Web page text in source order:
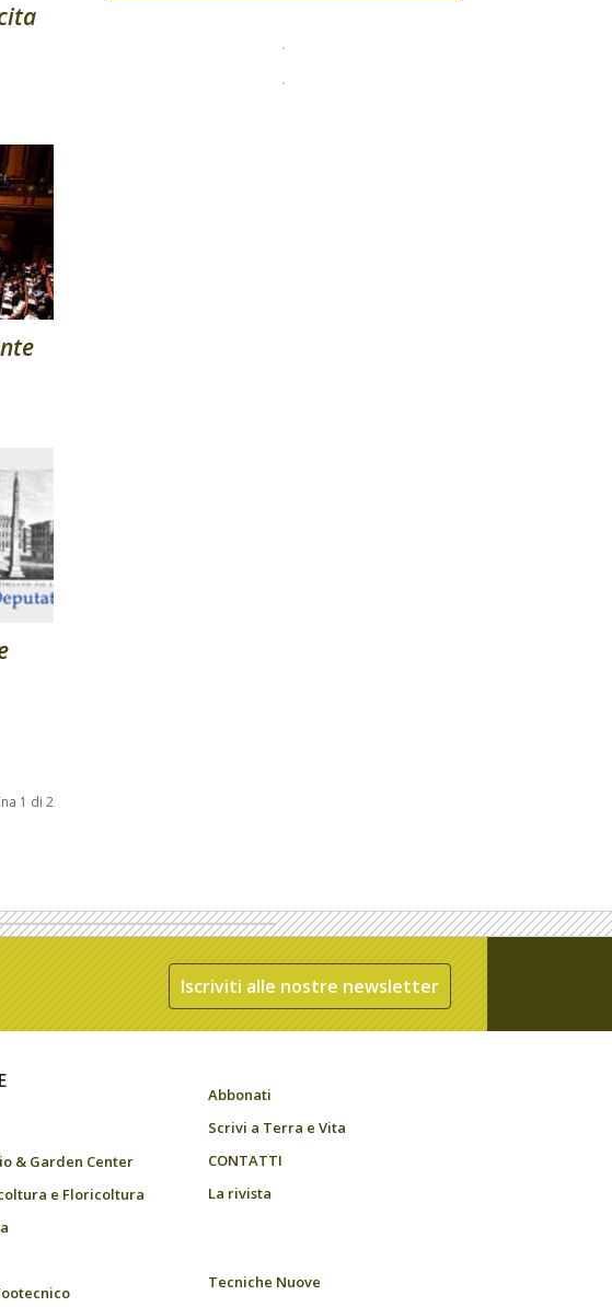
1 di 2
Iscriviti alle nostre newsletter
& Garden Center
e Floricoltura
Abbonati
Scrivi a Terra e Vita
CONTATTI
La rivista
Tecniche Nuove